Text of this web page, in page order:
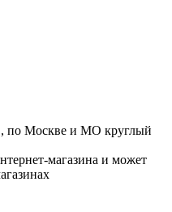
по Москве и МО круглый
магазина и может